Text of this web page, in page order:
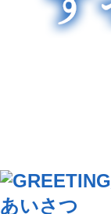
あいさつ